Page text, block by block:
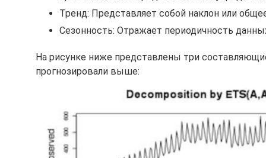
Тренд: Представляет собой наклон или
Сезонность: Отражает периодичность
На рисунке ниже представлены три
прогнозировали выше: